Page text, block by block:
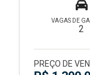
VAGAS DE
2
PREÇO DE